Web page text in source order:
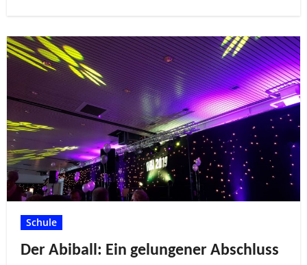
Schule
Der Abiball: Ein gelungener Abschluss